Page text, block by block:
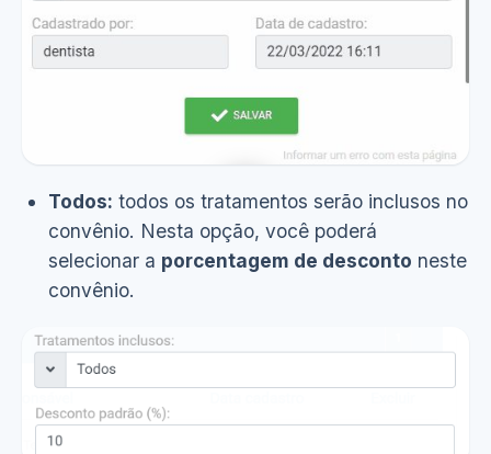
Ver demonstração(12s)
Todos: todos os tratamentos serão inclusos no
convênio. Nesta opção, você poderá
selecionar a porcentagem de desconto neste
convênio.